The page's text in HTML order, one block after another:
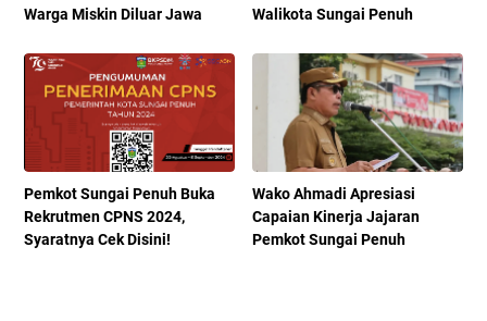
Warga Miskin Diluar Jawa
Walikota Sungai Penuh
Pemkot Sungai Penuh Buka
Rekrutmen CPNS 2024,
Syaratnya Cek Disini!
Wako Ahmadi Apresiasi
Capaian Kinerja Jajaran
Pemkot Sungai Penuh